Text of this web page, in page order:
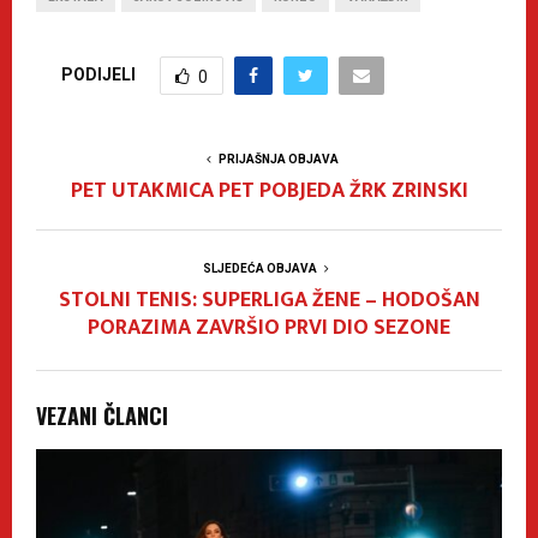
PODIJELI 0
PRIJAŠNJA OBJAVA
PET UTAKMICA PET POBJEDA ŽRK ZRINSKI
SLJEDEĆA OBJAVA
STOLNI TENIS: SUPERLIGA ŽENE – HODOŠAN
PORAZIMA ZAVRŠIO PRVI DIO SEZONE
VEZANI ČLANCI